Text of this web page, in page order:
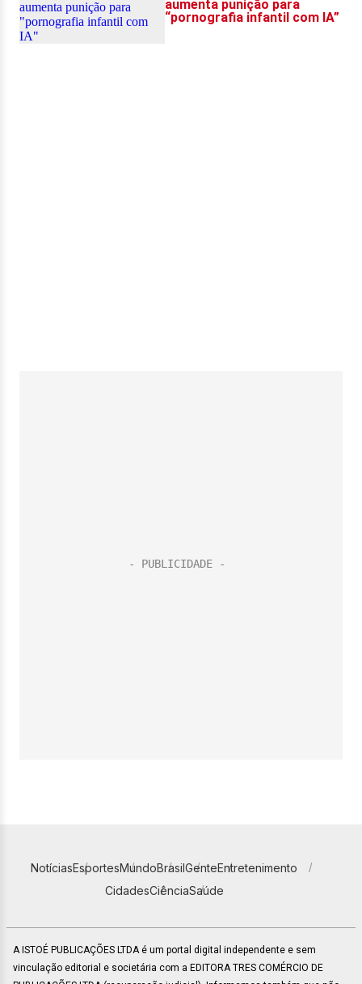
NotíciasEsportesMundoBrasilGenteEntretenimento
CidadesCiênciaSaúde
A ISTOÉ PUBLICAÇÕES LTDA é um portal digital independente e sem
vinculação editorial e societária com a EDITORA TRES COMÉRCIO DE